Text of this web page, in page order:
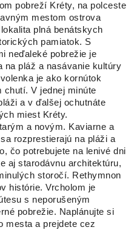
pobreží Kréty, na polceste
mestom ostrova
plná benátskych
pamiatok. S
neďaleké pobrežie je
na pláž a nasávanie kultúry
je ako kornútok
V jednej minúte
a v ďalšej ochutnáte
miest Kréty.
a novým. Kaviarne a
rozprestierajú na pláži a
čo potrebujete na lenivé dni
aj starodávnu architektúru,
storočí. Rethymnon
histórie. Vrcholom je
s neporušeným
pobrežie. Naplánujte si
mesta a prejdete cez